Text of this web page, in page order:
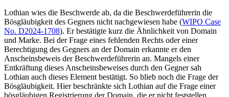
Lothian wies die Beschwerde ab, da die Beschwerdeführerin die
Bösgläubigkeit des Gegners nicht nachgewiesen habe (WIPO Case
No. D2024-1708). Er bestätigte kurz die Ähnlichkeit von Domain
und Marke. Bei der Frage eines fehlenden Rechts oder einer
Berechtigung des Gegners an der Domain erkannte er den
Anscheinsbeweis der Beschwerdeführerin an. Mangels einer
Entkräftung dieses Anscheinsbeweises durch den Gegner sah
Lothian auch dieses Element bestätigt. So blieb noch die Frage der
Bösgläubigkeit. Hier beschränkte sich Lothian auf die Frage einer
bösgläubigen Registrierung der Domain, die er nicht feststellen